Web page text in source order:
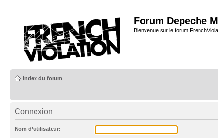
Forum Depeche
Bienvenue sur le forum
Index du forum
Connexion
Nom d’utilisateur: